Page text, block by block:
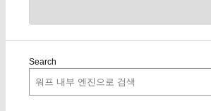
Search